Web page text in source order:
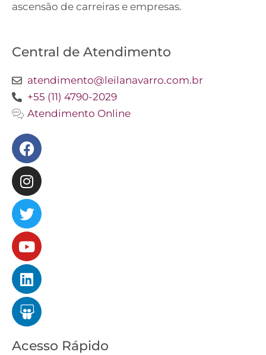
ascensão de carreiras e empresas.
Central de Atendimento
atendimento@leilanavarro.com.br
+55 (11) 4790-2029
Atendimento Online
Facebook
Instagram
Twitter
Youtube
Linkedin
Slideshare
Acesso Rápido